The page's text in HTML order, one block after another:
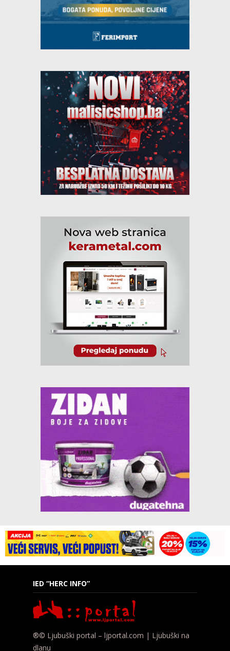
IED “HERC INFO”
®© Ljubuški portal – ljportal.com | Ljubuški na
dlanu